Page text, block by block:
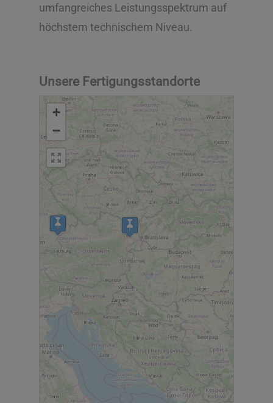
umfangreiches Leistungsspektrum auf
höchstem technischem Niveau.
Unsere Fertigungsstandorte
+
−